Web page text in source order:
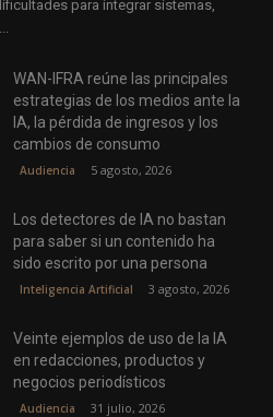
para integrar sistemas,
WAN-IFRA reúne las principales
estrategias de los medios ante la
IA, la pérdida de ingresos y los
cambios de consumo
Audiencia 5 agosto, 2026
Los detectores de IA no bastan
para saber si un contenido ha
sido escrito por una persona
Inteligencia Artificial 3 agosto, 2026
Veinte ejemplos de uso de la IA
en redacciones, productos y
negocios periodísticos
Audiencia 31 julio, 2026